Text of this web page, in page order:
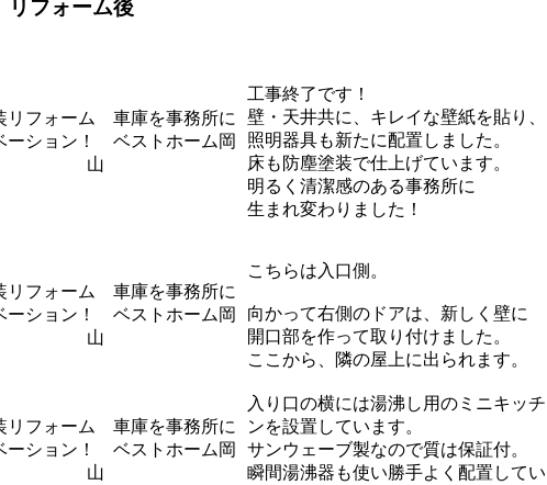
フォーム後
工事終了です！
壁・天井共に、キレイな壁紙を貼り、
照明器具も新たに配置しました。
床も防塵塗装で仕上げています。
明るく清潔感のある事務所に
生まれ変わりました！
こちらは入口側。
向かって右側のドアは、新しく壁に
開口部を作って取り付けました。
ここから、隣の屋上に出られます。
入り口の横には湯沸し用のミニキッチ
ンを設置しています。
サンウェーブ製なので質は保証付。
瞬間湯沸器も使い勝手よく配置してい